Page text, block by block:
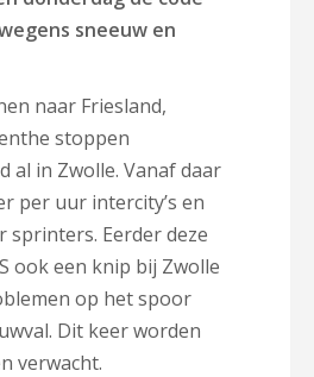
sneeuw en
naar Friesland,
stoppen
al in Zwolle. Vanaf daar
per uur intercity’s en
sprinters. Eerder deze
ook een knip bij Zwolle
op het spoor
Dit keer worden
verwacht.